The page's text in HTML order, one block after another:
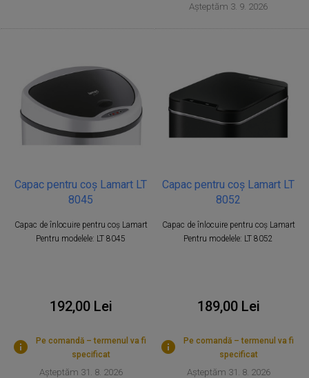
Așteptăm 3. 9. 2026
Capac pentru coș Lamart LT
8045
Capac de înlocuire pentru coș Lamart
Pentru modelele: LT 8045
192,00 Lei
Pe comandă – termenul va fi
specificat
Așteptăm 31. 8. 2026
Capac pentru coș Lamart LT
8052
Capac de înlocuire pentru coș Lamart
Pentru modelele: LT 8052
189,00 Lei
Pe comandă – termenul va fi
specificat
Așteptăm 31. 8. 2026